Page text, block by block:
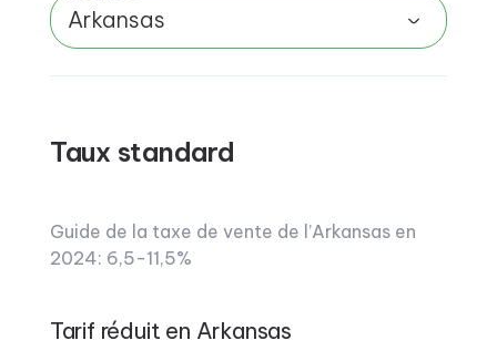
Arkansas
Taux standard
Guide de la taxe de vente de l’Arkansas en
2024: 6,5-11,5%
Tarif réduit en Arkansas